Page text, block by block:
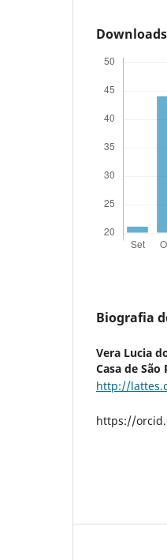
Downloads
Biografia
Vera Lucia
Casa de
http://
https://